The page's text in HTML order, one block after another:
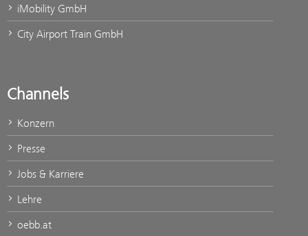
iMobility GmbH
City Airport Train GmbH
Channels
Konzern
Presse
Jobs & Karriere
Lehre
oebb.at